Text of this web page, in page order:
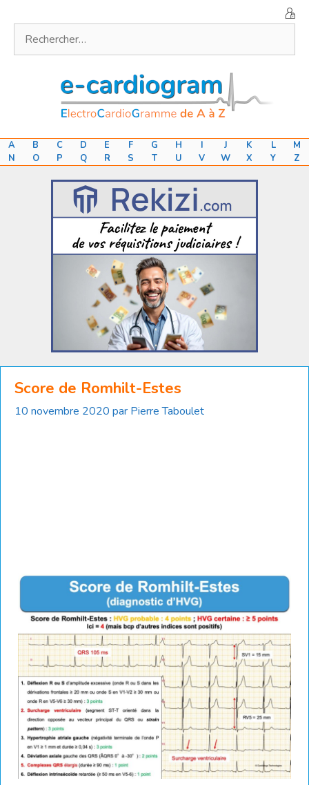
contenu
A B C D E F G H I J K L
M
N
O P Q R S T U V W X Y Z
Score de Romhilt-Estes
10 novembre 2020 par Pierre Taboulet